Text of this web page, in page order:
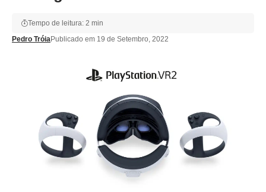
Pedro TróiaPublicado em 19 de Setembro, 2022
Tempo de leitura: 2 min